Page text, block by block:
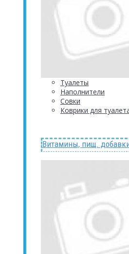
Туалеты
Наполнители
Совки
Коврики для
Витамины, пищ.